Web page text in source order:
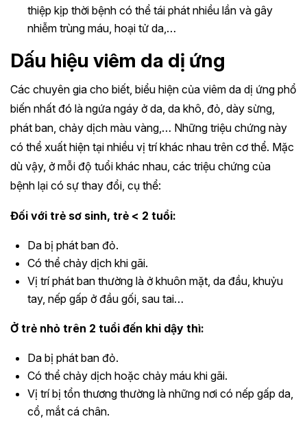
thiệp kịp thời bệnh có thể tái phát nhiều lần và gây
nhiễm trùng máu, hoại tử da,…
Dấu hiệu viêm da dị ứng
Các chuyên gia cho biết, biểu hiện của viêm da dị ứng phổ
biến nhất đó là ngứa ngáy ở da, da khô, đỏ, dày sừng,
phát ban, chảy dịch màu vàng,… Những triệu chứng này
có thể xuất hiện tại nhiều vị trí khác nhau trên cơ thể. Mặc
dù vậy, ở mỗi độ tuổi khác nhau, các triệu chứng của
bệnh lại có sự thay đổi, cụ thể:
Đối với trẻ sơ sinh, trẻ < 2 tuổi:
Da bị phát ban đỏ.
Có thể chảy dịch khi gãi.
Vị trí phát ban thường là ở khuôn mặt, da đầu, khuỷu
tay, nếp gấp ở đầu gối, sau tai…
Ở trẻ nhỏ trên 2 tuổi đến khi dậy thì:
Da bị phát ban đỏ.
Có thể chảy dịch hoặc chảy máu khi gãi.
Vị trí bị tổn thương thường là những nơi có nếp gấp da,
cổ, mắt cá chân.